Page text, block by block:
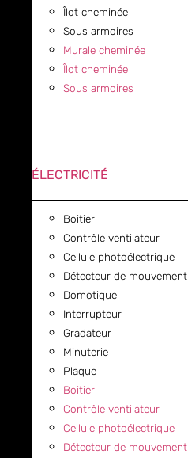
Îlot cheminée
Sous armoires
Murale cheminée
Îlot cheminée
Sous armoires
ÉLECTRICITÉ
Boitier
Contrôle ventilateur
Cellule photoélectrique
Détecteur de mouvement
Domotique
Interrupteur
Gradateur
Minuterie
Plaque
Boitier
Contrôle ventilateur
Cellule photoélectrique
Détecteur de mouvement